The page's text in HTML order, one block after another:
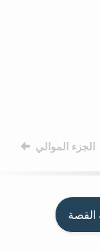
الجزء الموالي